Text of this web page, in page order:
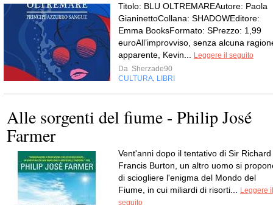
Titolo: BLU OLTREMAREAutore: Paola
GianinettoCollana: SHADOWEditore:
Emma BooksFormato: SPrezzo: 1,99
euroAll’improvviso, senza alcuna
apparente, Kevin...
Leggere il seguito
Da Sherzade90
CULTURA LIBRI
Alle sorgenti del fiume - Philip José
Farmer
Vent'anni dopo il tentativo di Sir Richard
Francis Burton, un altro uomo si
di sciogliere l'enigma del Mondo del
Fiume, in cui miliardi di risorti...
Leggere il
seguito